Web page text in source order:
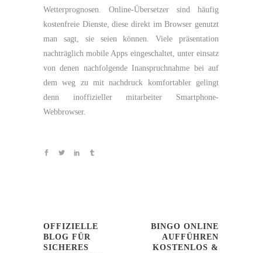
Wetterprognosen. Online-Übersetzer sind häufig
kostenfreie Dienste, diese direkt im Browser genutzt
man sagt, sie seien können. Viele präsentation
nachträglich mobile Apps eingeschaltet, unter einsatz
von denen nachfolgende Inanspruchnahme bei auf
dem weg zu mit nachdruck komfortabler gelingt
denn inoffizieller mitarbeiter Smartphone-
Webbrowser.
OFFIZIELLE
BLOG FÜR
SICHERES
BINGO ONLINE
AUFFÜHREN
KOSTENLOS &